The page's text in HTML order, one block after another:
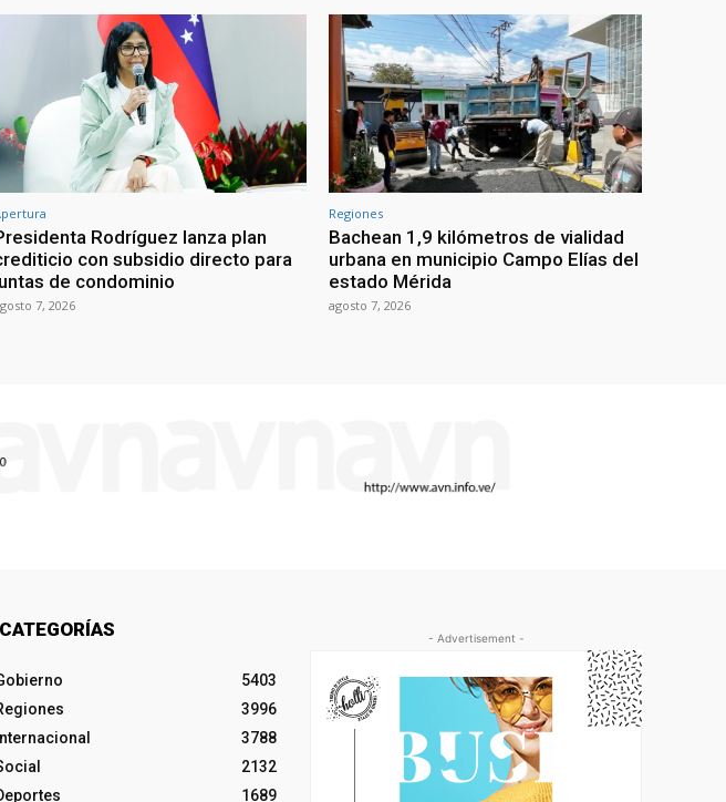
Rodríguez lanza plan
con subsidio directo para
de condominio
7, 2026
Regiones
Bachean 1,9 kilómetros de vialidad
urbana en municipio Campo Elías del
estado Mérida
agosto 7, 2026
CATEGORÍAS
5403
3996
Internacional
3788
2132
1689
- Advertisement -